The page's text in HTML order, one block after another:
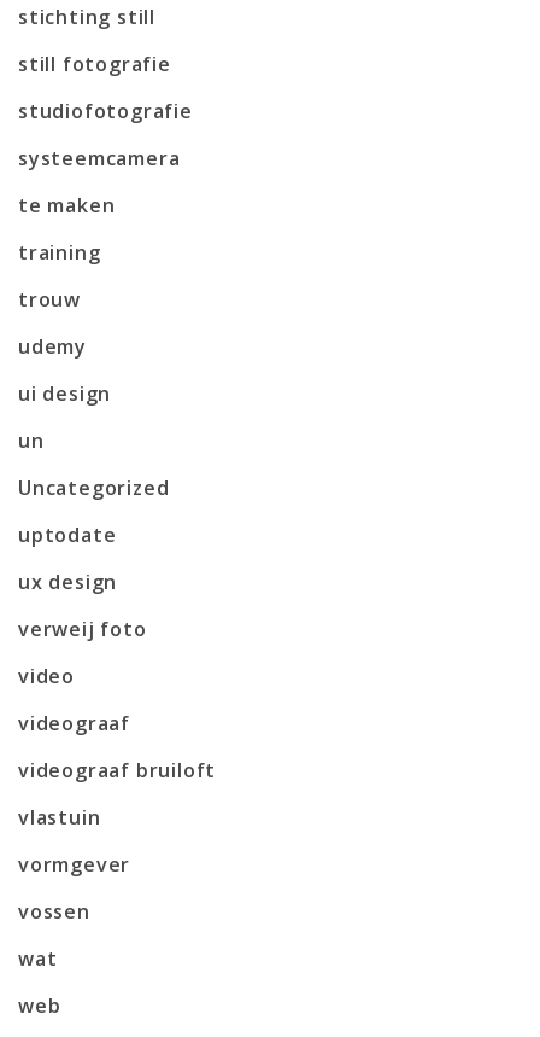
stichting still
still fotografie
studiofotografie
systeemcamera
te maken
training
trouw
udemy
ui design
un
Uncategorized
uptodate
ux design
verweij foto
video
videograaf
videograaf bruiloft
vlastuin
vormgever
vossen
wat
web